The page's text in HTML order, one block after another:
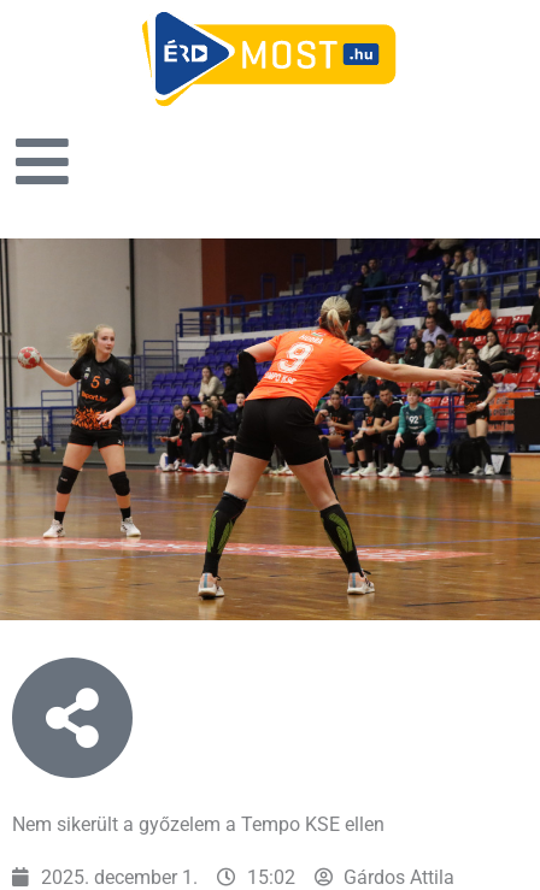
Nem sikerült a győzelem a Tempo KSE ellen
2025. december 1. 15:02 Gárdos Attila